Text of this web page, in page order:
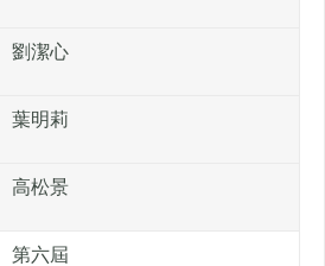
劉潔心
葉明莉
高松景
第六屆